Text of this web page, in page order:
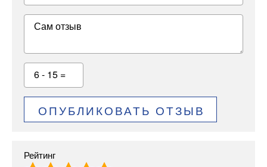
Сам отзыв
6 - 15 =
ОПУБЛИКОВАТЬ ОТЗЫВ
Рейтинг